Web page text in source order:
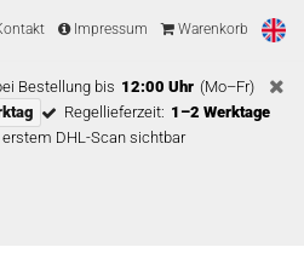
Impressum Warenkorb
Bestellung bis 12:00 Uhr (Mo–Fr)
Regellieferzeit: 1–2 Werktage
DHL-Scan sichtbar